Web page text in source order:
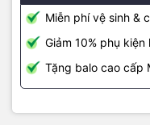
Miễn phí vệ sinh &
Giảm 10% phụ
Tặng balo cao cấp
động trên cùng một thiết
liệu di động ngay trên
vực trên toàn thế giới mà
địa phương.